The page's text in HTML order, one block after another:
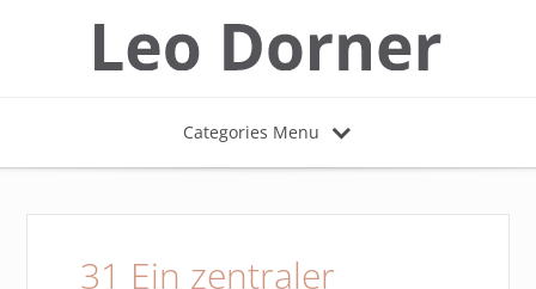
Categories Menu
31 Ein zentraler